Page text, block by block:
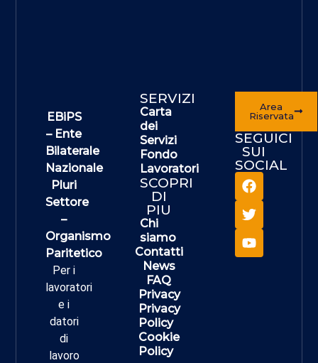
EBiPS
– Ente
Bilaterale
Nazionale
Pluri
Settore
–
Organismo
Paritetico
Per i
lavoratori
e i
datori
di
lavoro
SERVIZI
Carta
dei
Servizi
Fondo
Lavoratori
SCOPRI
DI
PIU
Chi
siamo
Contatti
News
FAQ
Privacy
Privacy
Policy
Cookie
Policy
Area
Riservata
SEGUICI
SUI
SOCIAL